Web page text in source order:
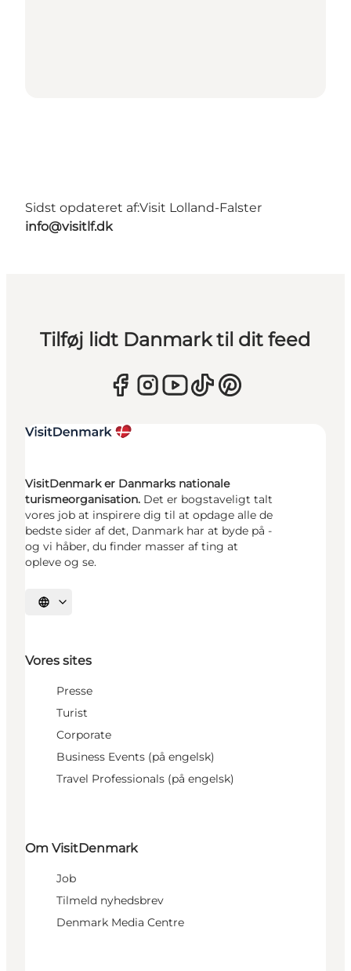
Sidst opdateret af:Visit Lolland-Falster
info@visitlf.dk
Tilføj lidt Danmark til dit feed
VisitDenmark er Danmarks nationale
turismeorganisation. Det er bogstaveligt talt
vores job at inspirere dig til at opdage alle de
bedste sider af det, Danmark har at byde på -
og vi håber, du finder masser af ting at
opleve og se.
Vælg sprog
Vores sites
Presse
Turist
Corporate
Business Events (på engelsk)
Travel Professionals (på engelsk)
Om VisitDenmark
Job
Tilmeld nyhedsbrev
Denmark Media Centre